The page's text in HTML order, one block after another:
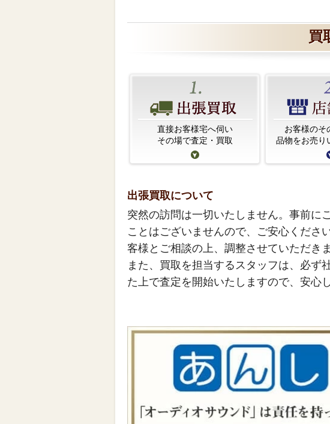
買
直接お客様宅へ伺い
その場で査定・買取
お客様のそ
品物をお売り
出張買取について
突然の訪問は一切いたしません。事前に
ことはございませんので、ご安心くださ
客様とご相談の上、調整させていただきま
また、買取を担当するスタッフは、必ず
た上で査定を開始いたしますので、安心